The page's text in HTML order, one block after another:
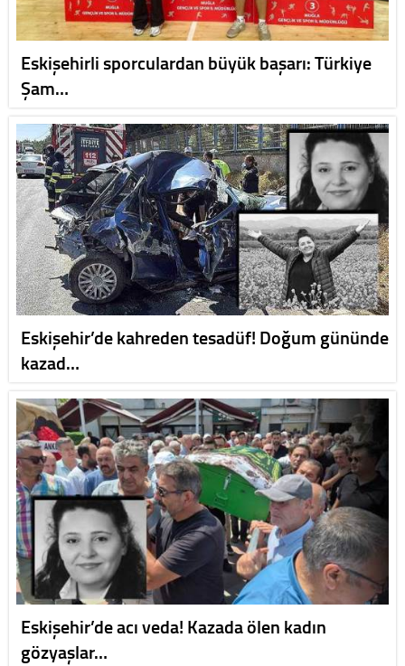
Eskişehirli sporculardan büyük başarı: Türkiye
Şam…
Eskişehir’de kahreden tesadüf! Doğum gününde
kazad…
Eskişehir’de acı veda! Kazada ölen kadın
gözyaşlar…